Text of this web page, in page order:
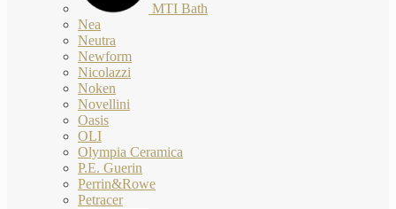
MTI Bath
Nea
Neutra
Newform
Nicolazzi
Noken
Novellini
Oasis
OLI
Olympia Ceramica
P.E. Guerin
Perrin&Rowe
Petracer